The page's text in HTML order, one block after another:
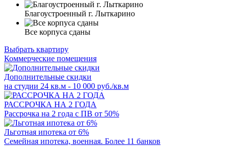
Благоустроенный г. Лыткарино
Все корпуса сданы
Выбрать квартиру
Коммерческие помещения
Дополнительные скидки
на студии 24 кв.м - 10 000 руб./кв.м
РАССРОЧКА НА 2 ГОДА
Рассрочка на 2 года с ПВ от 50%
Льготная ипотека от 6%
Семейная ипотека, военная. Более 11 банков